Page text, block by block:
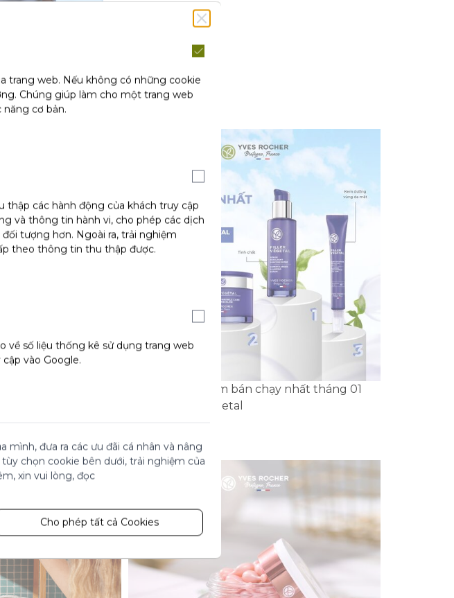
chuyên sâu
Top các sản phẩm bán chạy nhất tháng 01
gọi tên Filler Vegetal
trang web. Nếu không có những cookie
Chúng giúp làm cho một trang web
cơ bản.
thập các hành động của khách truy cập
và thông tin hành vi, cho phép các dịch
tượng hơn. Ngoài ra, trải nghiệm
theo thông tin thu thập được.
về số liệu thống kê sử dụng trang web
vào Google.
mình, đưa ra các ưu đãi cá nhân và nâng
chọn cookie bên dưới, trải nghiệm của
xin vui lòng, đọc
Cho phép tất cả Cookies